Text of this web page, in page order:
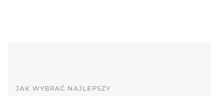
JAK WYBRAĆ NAJLEPSZY